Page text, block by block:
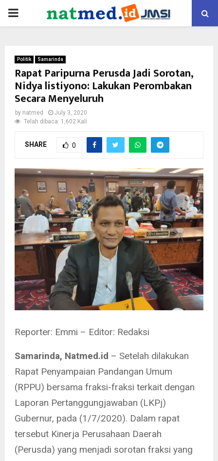
PRIMARY
Politik Samarinda
Rapat Paripurna Perusda Jadi Sorotan,
Nidya listiyono: Lakukan Perombakan
Secara Menyeluruh
by natmed
July 3, 2020
Telah dibaca: 1,602 Kali
SHARE 0
Reporter: Emmi – Editor: Redaksi
Samarinda, Natmed.id – Setelah dilakukan
Rapat Penyampaian Pandangan Umum
(RPPU) bersama fraksi-fraksi terkait dengan
Laporan Pertanggungjawaban (LKPj)
Gubernur, pada (1/7/2020). Dalam rapat
tersebut Kinerja Perusahaan Daerah
(Perusda) yang menjadi sorotan fraksi yang